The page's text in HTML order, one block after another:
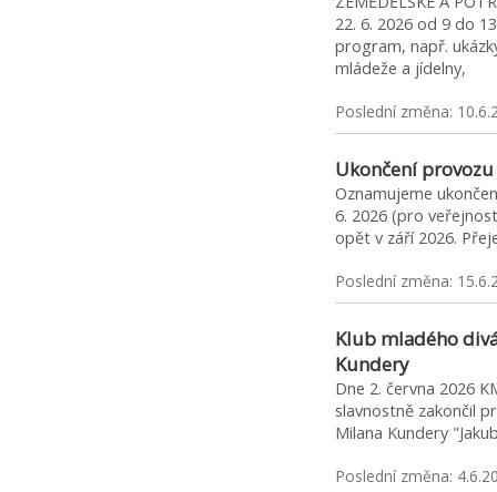
22. 6. 2026 od 9 do
program, např.
mládeže a jídelny,
Poslední změna:
Ukončení
Oznamujeme
6. 2026 (pro
opět v září 2026.
Poslední změna:
Klub mladého
Kundery
Dne 2. června 2026
slavnostně zakončil
Milana Kundery
Poslední změna: